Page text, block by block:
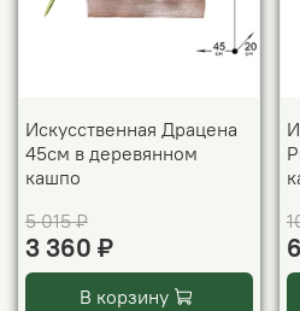
Искусственная Драцена
45см в деревянном
кашпо
5 015 ₽
3 360 ₽
В корзину